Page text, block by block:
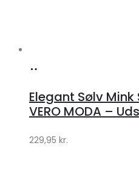
Klædeskabet.dk
Elegant Sølv
VERO MODA –
229,95 kr.